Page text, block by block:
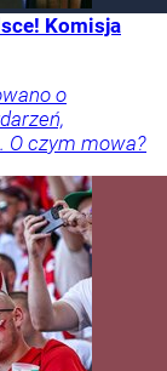
Komisja
o
O czym mowa?